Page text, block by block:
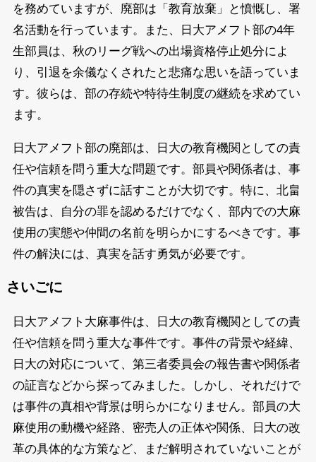
を務めていますが、廃部は「教育放棄」と憤慨し、署
名活動を行っています。また、日大アメフト部の4年
生部員は、秋のリーグ戦への出場資格停止処分によ
り、引退を余儀なくされたと悲痛な思いを語っていま
す。彼らは、部の存続や特待生制度の継続を求めてい
ます。
日大アメフト部の廃部は、日大の教育機関としての責
任や信頼を問う重大な問題です。部員や関係者は、事
件の真実を隠さずに話すことが大切です。特に、北畠
被告は、自分の罪を認めるだけでなく、部内での大麻
使用の実態や仲間の名前を明らかにするべきです。事
件の解決には、真実を話す勇気が必要です。
さいごに
日大アメフト大麻事件は、日大の教育機関としての責
任や信頼を問う重大な事件です。事件の背景や経緯、
日大の対応について、第三者委員会の報告書や関係者
の証言などから探ってみました。しかし、それだけで
は事件の真相や背景は明らかになりません。部員の大
麻使用の動機や経路、密売人の正体や関係、日大の改
革の具体的な方策など、まだ解明されていないことが